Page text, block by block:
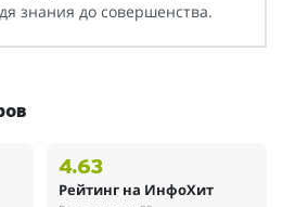
знания до совершенства.
4.63
Рейтинг на ИнфоХит